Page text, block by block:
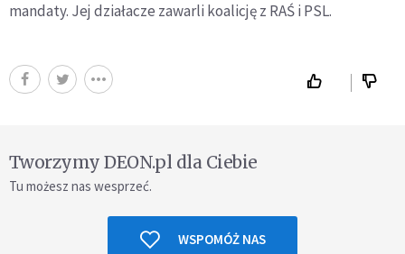
mandaty. Jej działacze zawarli koalicję z RAŚ i PSL.
Tworzymy DEON.pl dla Ciebie
Tu możesz nas wesprzeć.
WSPOMÓŻ NAS